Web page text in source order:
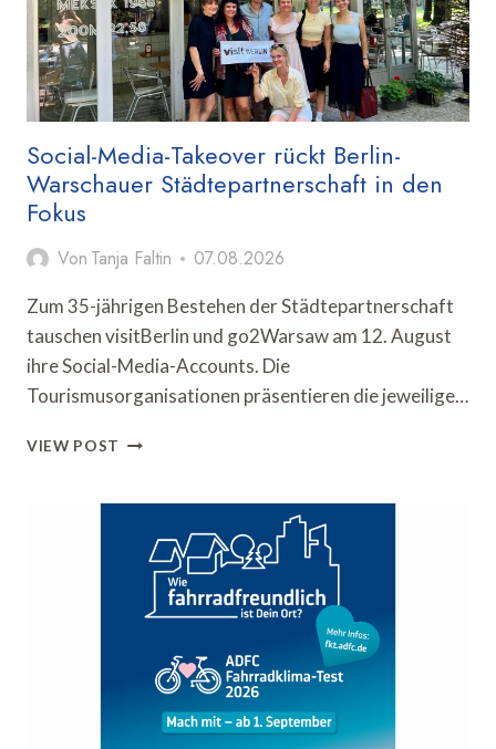
Social-Media-Takeover rückt Berlin-
Warschauer Städtepartnerschaft in den
Fokus
Von Tanja Faltin 07.08.2026
Zum 35-jährigen Bestehen der Städtepartnerschaft
tauschen visitBerlin und go2Warsaw am 12. August
ihre Social-Media-Accounts. Die
Tourismusorganisationen präsentieren die jeweilige…
VIEW POST SOCIAL-
RÜCKT
WARSCHAUER
STÄDTEPARTNERSCHAFT